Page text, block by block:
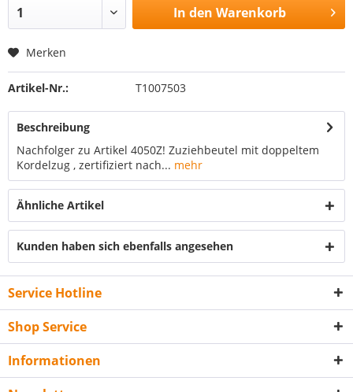
In den Warenkorb
Merken
Artikel-Nr.: T1007503
Beschreibung
Nachfolger zu Artikel 4050Z! Zuziehbeutel mit doppeltem
Kordelzug , zertifiziert nach... mehr
Ähnliche Artikel
Kunden haben sich ebenfalls angesehen
Service Hotline
Shop Service
Informationen